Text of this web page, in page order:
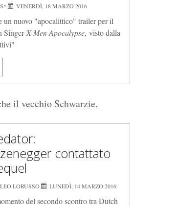
VENERDÌ, 18 MARZO 2016
un nuovo "apocalittico" trailer per il
SingerX-Men Apocalypse, visto dalla
il vecchio Schwarzie.
contattato
LORUSSO LUNEDÌ, 14 MARZO 2016
del secondo scontro tra Dutch